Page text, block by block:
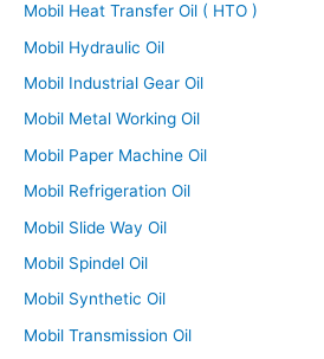
Mobil Heat Transfer Oil ( HTO )
Mobil Hydraulic Oil
Mobil Industrial Gear Oil
Mobil Metal Working Oil
Mobil Paper Machine Oil
Mobil Refrigeration Oil
Mobil Slide Way Oil
Mobil Spindel Oil
Mobil Synthetic Oil
Mobil Transmission Oil